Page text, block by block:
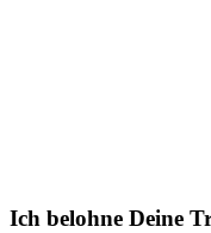
Ich belohne Deine